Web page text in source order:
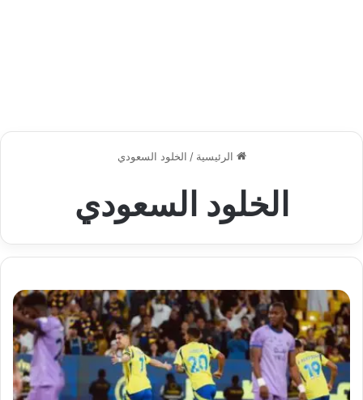
الرئيسية / الخلود السعودي
الخلود السعودي